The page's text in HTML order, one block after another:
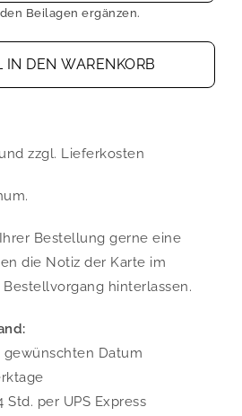
Beilagen ergänzen.
DEN WARENKORB
zzgl. Lieferkosten
Bestellung gerne eine
die Notiz der Karte im
hinterlassen.
Datum
per UPS Express